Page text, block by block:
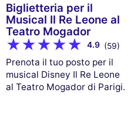
Biglietteria per il
Musical Il Re Leone al
Teatro Mogador
4.9 (59)
Prenota il tuo posto per il
musical Disney Il Re Leone
al Teatro Mogador di Parigi.